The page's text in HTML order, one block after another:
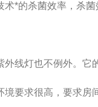
杀菌效率，杀菌效
线灯也不例外。它
要求很高，要求房